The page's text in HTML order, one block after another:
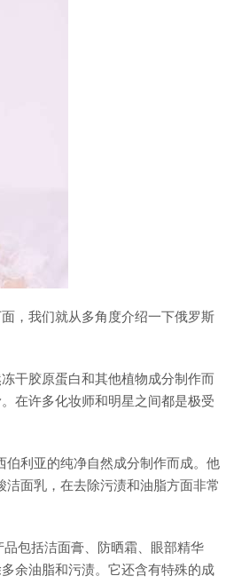
，我们就从多角度介绍一下俄罗斯
干胶原蛋白和其他植物成分制作而
在许多化妆师和明星之间都是极受
伯利亚的纯净自然成分制作而成。他
洁面乳，在去除污渍和油脂方面非常
包括洁面膏、防晒霜、眼部精华
余油脂和污渍。它还含有特殊的成